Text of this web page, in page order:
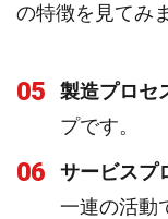
の特徴を見てみ
05 製造プロセ
プです。
06 サービスプ
一連の活動